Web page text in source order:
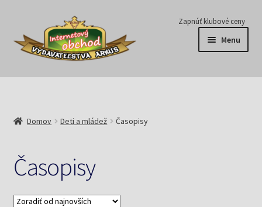
Preskočiť
navigáciu
Preskočiť
obsah
Zapnúť klubové ceny
Menu
Série
Predplatné
Pripravujeme
Domov Deti a mládež Časopisy
Časopisy